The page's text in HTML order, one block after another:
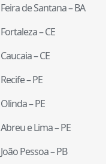
Feira de Santana–BA
Fortaleza–CE
Caucaia–CE
Recife–PE
Olinda–PE
Abreu e Lima–PE
João Pessoa–PB